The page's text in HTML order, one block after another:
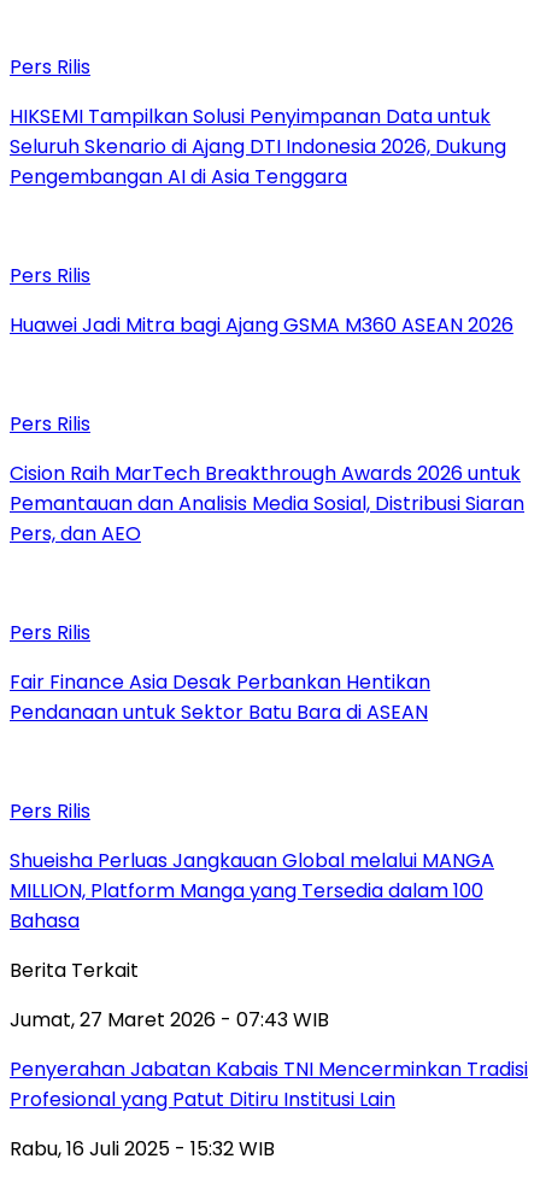
Pers Rilis
HIKSEMI Tampilkan Solusi Penyimpanan Data untuk
Seluruh Skenario di Ajang DTI Indonesia 2026, Dukung
Pengembangan AI di Asia Tenggara
Pers Rilis
Huawei Jadi Mitra bagi Ajang GSMA M360 ASEAN 2026
Pers Rilis
Cision Raih MarTech Breakthrough Awards 2026 untuk
Pemantauan dan Analisis Media Sosial, Distribusi Siaran
Pers, dan AEO
Pers Rilis
Fair Finance Asia Desak Perbankan Hentikan
Pendanaan untuk Sektor Batu Bara di ASEAN
Pers Rilis
Shueisha Perluas Jangkauan Global melalui MANGA
MILLION, Platform Manga yang Tersedia dalam 100
Bahasa
Berita Terkait
Jumat, 27 Maret 2026 - 07:43 WIB
Penyerahan Jabatan Kabais TNI Mencerminkan Tradisi
Profesional yang Patut Ditiru Institusi Lain
Rabu, 16 Juli 2025 - 15:32 WIB